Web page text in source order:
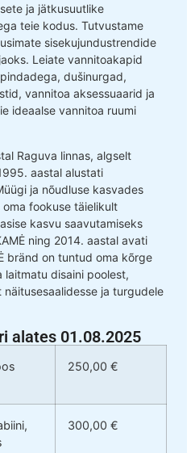
ja jätkusuutlike
teie kodus. Tutvustame
sisekujundustrendide
Leiate vannitoakapid
dušinurgad,
vannitoa aksessuaarid ja
ideaalse vannitoa ruumi
Raguva linnas, algselt
aastal alustati
ja nõudluse kasvades
fookuse täielikult
kasvu saavutamiseks
ning 2014. aastal avati
bränd on tuntud oma kõrge
disaini poolest,
ja turgudele
alates 01.08.2025
250,00 €
300,00 €